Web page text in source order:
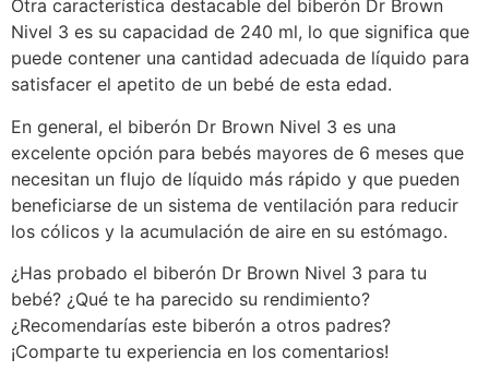
Otra característica destacable del biberón Dr Brown
Nivel 3 es su capacidad de 240 ml, lo que significa que
puede contener una cantidad adecuada de líquido para
satisfacer el apetito de un bebé de esta edad.
En general, el biberón Dr Brown Nivel 3 es una
excelente opción para bebés mayores de 6 meses que
necesitan un flujo de líquido más rápido y que pueden
beneficiarse de un sistema de ventilación para reducir
los cólicos y la acumulación de aire en su estómago.
¿Has probado el biberón Dr Brown Nivel 3 para tu
bebé? ¿Qué te ha parecido su rendimiento?
¿Recomendarías este biberón a otros padres?
¡Comparte tu experiencia en los comentarios!